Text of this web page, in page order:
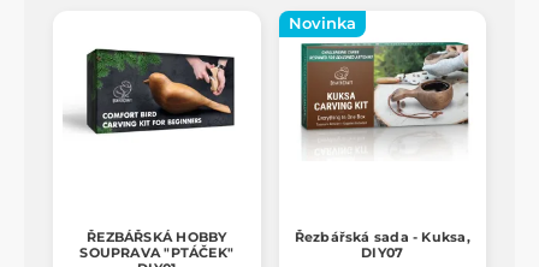
ŘEZBÁŘSKÁ HOBBY
SOUPRAVA "PTÁČEK"
Novinka
Řezbářská sada - Kuksa,
DIY07